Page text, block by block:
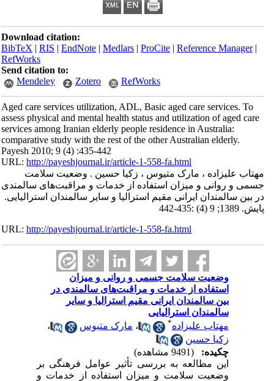
Download citation:
BibTeX|RIS|EndNote|Medlars|ProCite|Reference Manager
RefWorks
Send citation to:
Mendeley
Zotero RefWorks
Aged care services utilization, ADL, Basic aged care services. To
assess physical and mental health status and utilization of aged care
services among Iranian elderly people residence in Australia:
comparative study with the rest of the other Australian elderly.
Payesh 2010; 9 (4) :435-442
URL:http://payeshjournal.ir/article-1-558-fa.html
مهتاب علیزاده ، مارک متیوس ، زکیا حسین . وضعیت سلامت
جسمی و روانی و میزان استفاده از خدمات و مراقبت‌های سالمندی
در بین سالمندان ایرانی مقیم استرالیا و سایر سالمندان استرالیایی.
پایش. 1389; 9 (4) :435-442
URL:http://payeshjournal.ir/article-1-558-fa.html
وضعیت سلامت جسمی و روانی و میزان
استفاده از خدمات و مراقبت‌های سالمندی در
بین سالمندان ایرانی مقیم استرالیا و سایر
سالمندان استرالیایی
مهتاب علیزاده* ،مارک متیوس
،
زکیا حسین
چکیده:
این مطالعه به بررسی تأثیر عوامل فرهنگی بر
وضعیت سلامت و میزان استفاده از خدمات و